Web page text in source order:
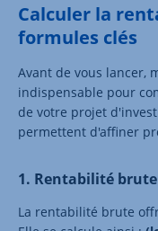
Calculer la
formules clés
Avant de vous lancer,
indispensable pour
de votre projet
permettent d'affiner
1. Rentabilité
La rentabilité brute